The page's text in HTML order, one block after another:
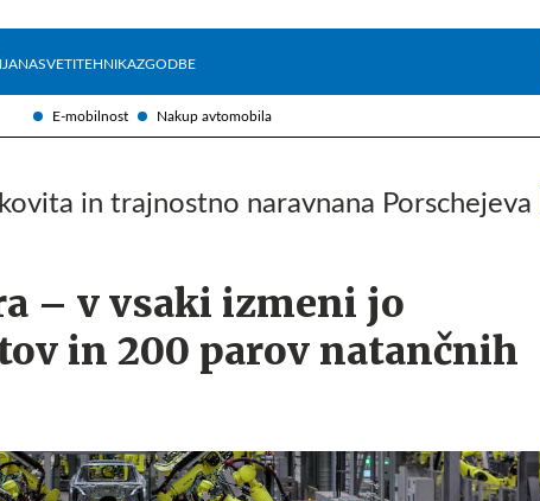
E-mobilnost Nakup avtomobila
NASVETITEHNIKAZGODBE
in trajnostno naravnana Porschejeva
– v vsaki izmeni jo
in 200 parov natančnih